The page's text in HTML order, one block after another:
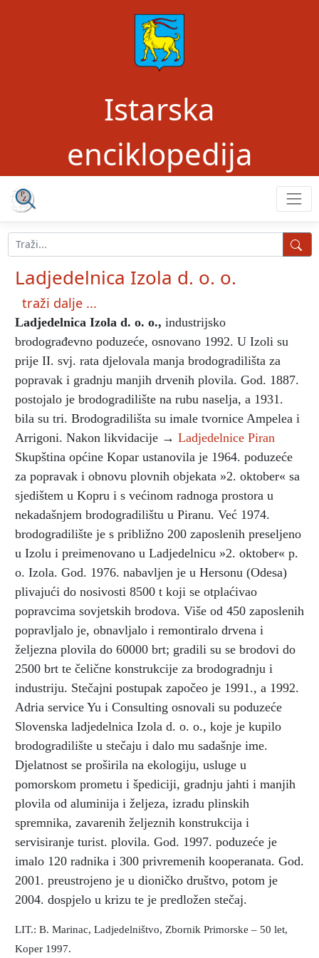
Istarska
enciklopedija
Ladjedelnica Izola d. o. o.
traži dalje ...
Ladjedelnica Izola d. o. o., industrijsko
brodograđevno poduzeće, osnovano 1992. U Izoli su
prije II. svj. rata djelovala manja brodogradilišta za
popravak i gradnju manjih drvenih plovila. God. 1887.
postojalo je brodogradilište na rubu naselja, a 1931.
bila su tri. Brodogradilišta su imale tvornice Ampelea i
Arrigoni. Nakon likvidacije → Ladjedelnice Piran
Skupština općine Kopar ustanovila je 1964. poduzeće
za popravak i obnovu plovnih objekata »2. oktober« sa
sjedištem u Kopru i s većinom radnoga prostora u
nekadašnjem brodogradilištu u Piranu. Već 1974.
brodogradilište je s približno 200 zaposlenih preseljeno
u Izolu i preimenovano u Ladjedelnicu »2. oktober« p.
o. Izola. God. 1976. nabavljen je u Hersonu (Odesa)
plivajući do nosivosti 8500 t koji se otplaćivao
popravcima sovjetskih brodova. Više od 450 zaposlenih
popravljalo je, obnavljalo i remontiralo drvena i
željezna plovila do 60000 brt; gradili su se brodovi do
2500 brt te čelične konstrukcije za brodogradnju i
industriju. Stečajni postupak započeo je 1991., a 1992.
Adria service Yu i Consulting osnovali su poduzeće
Slovenska ladjedelnica Izola d. o. o., koje je kupilo
brodogradilište u stečaju i dalo mu sadašnje ime.
Djelatnost se proširila na ekologiju, usluge u
pomorskom prometu i špediciji, gradnju jahti i manjih
plovila od aluminija i željeza, izradu plinskih
spremnika, zavarenih željeznih konstrukcija i
servisiranje turist. plovila. God. 1997. poduzeće je
imalo 120 radnika i 300 privremenih kooperanata. God.
2001. preustrojeno je u dioničko društvo, potom je
2004. dospjelo u krizu te je predložen stečaj.
LIT.: B. Marinac, Ladjedelništvo, Zbornik Primorske – 50 let,
Koper 1997.